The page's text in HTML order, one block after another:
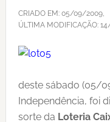
CRIADO EM: 05/09/2009,
ÚLTIMA MODIFICAÇÃO:
deste sábado (05/
Independência, foi
sorte da Loteria